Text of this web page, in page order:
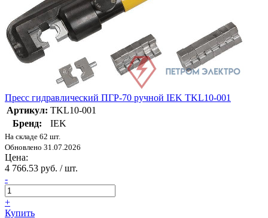
Пресс гидравлический ПГР-70 ручной IEK TKL10-001
Артикул: TKL10-001
Бренд:
IEK
На складе 62 шт.
Обновлено 31.07.2026
Цена:
4 766.53 руб. / шт.
-
+
Купить